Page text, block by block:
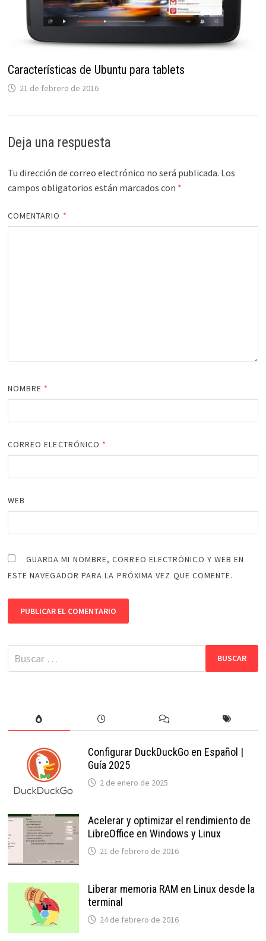
Características de Ubuntu para tablets
21 de febrero de 2016
Deja una respuesta
Tu dirección de correo electrónico no será publicada. Los
campos obligatorios están marcados con *
COMENTARIO *
NOMBRE *
CORREO ELECTRÓNICO *
WEB
GUARDA MI NOMBRE, CORREO ELECTRÓNICO Y WEB EN
ESTE NAVEGADOR PARA LA PRÓXIMA VEZ QUE COMENTE.
Buscar:
Configurar DuckDuckGo en Español |
Guía 2025
2 de enero de 2025
Acelerar y optimizar el rendimiento de
LibreOffice en Windows y Linux
21 de febrero de 2016
Liberar memoria RAM en Linux desde la
terminal
24 de febrero de 2016